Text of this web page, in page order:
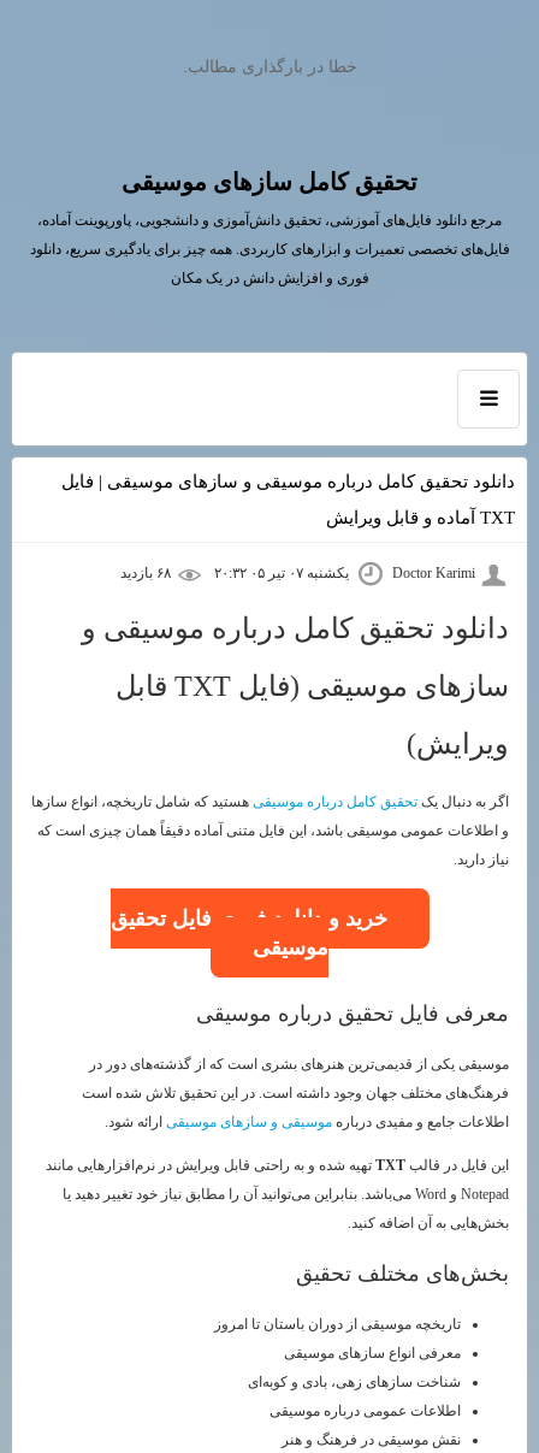
خطا در بارگذاری مطالب.
تحقیق کامل سازهای موسیقی
مرجع دانلود فایل‌های آموزشی، تحقیق دانش‌آموزی و دانشجویی، پاورپوینت آماده،
فایل‌های تخصصی تعمیرات و ابزارهای کاربردی. همه چیز برای یادگیری سریع، دانلود
فوری و افزایش دانش در یک مکان
دانلود تحقیق کامل درباره موسیقی و سازهای موسیقی | فایل
TXT آماده و قابل ویرایش
Doctor Karimi یکشنبه ۰۷ تیر ۰۵ ۲۰:۳۲
دانلود تحقیق کامل درباره موسیقی و
سازهای موسیقی (فایل TXT قابل
ویرایش)
اگر به دنبال یک تحقیق کامل درباره موسیقی هستید که شامل تاریخچه، انواع سازها
و اطلاعات عمومی موسیقی باشد، این فایل متنی آماده دقیقاً همان چیزی است که
نیاز دارید.
خرید و دانلود فوری فایل تحقیق
موسیقی
معرفی فایل تحقیق درباره موسیقی
موسیقی یکی از قدیمی‌ترین هنرهای بشری است که از گذشته‌های دور در
فرهنگ‌های مختلف جهان وجود داشته است. در این تحقیق تلاش شده است
اطلاعات جامع و مفیدی درباره موسیقی و سازهای موسیقی ارائه شود.
این فایل در قالب TXT تهیه شده و به راحتی قابل ویرایش در نرم‌افزارهایی مانند
Notepad و Word می‌باشد. بنابراین می‌توانید آن را مطابق نیاز خود تغییر دهید یا
بخش‌هایی به آن اضافه کنید.
بخش‌های مختلف تحقیق
تاریخچه موسیقی از دوران باستان تا امروز
معرفی انواع سازهای موسیقی
شناخت سازهای زهی، بادی و کوبه‌ای
اطلاعات عمومی درباره موسیقی
نقش موسیقی در فرهنگ و هنر